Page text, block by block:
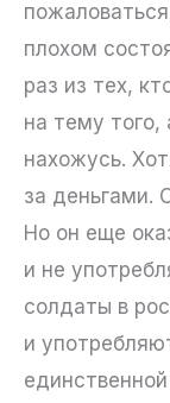
плохом
раз из тех,
на тему того,
нахожусь.
за деньгами.
Но он еще
и не
солдаты в
и